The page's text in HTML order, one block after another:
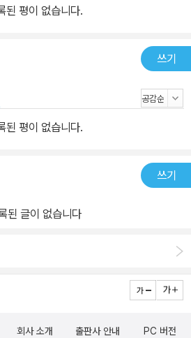
된 평이 없습니다.
쓰기
된 평이 없습니다.
쓰기
된 글이 없습니다
회사 소개 출판사 안내 PC 버전